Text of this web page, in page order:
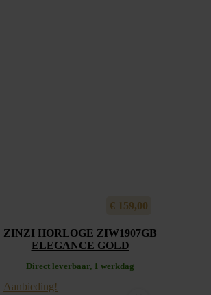
€ 159,00
ZINZI HORLOGE ZIW1907GB
ELEGANCE GOLD
Direct leverbaar, 1 werkdag
Aanbieding!